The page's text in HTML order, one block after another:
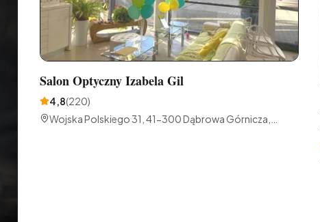
Salon Optyczny Izabela Gil
4,8(220)
Wojska Polskiego 31, 41-300 Dąbrowa Górnicza,